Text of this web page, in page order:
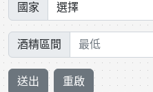
國家
酒精區間
送出 重啟